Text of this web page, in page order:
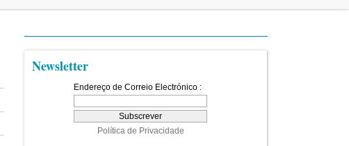
Newsletter